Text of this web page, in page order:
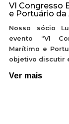
VI Congresso
e Portuário da
Nosso sócio
evento “VI
Marítimo e
objetivo discutir
Ver mais